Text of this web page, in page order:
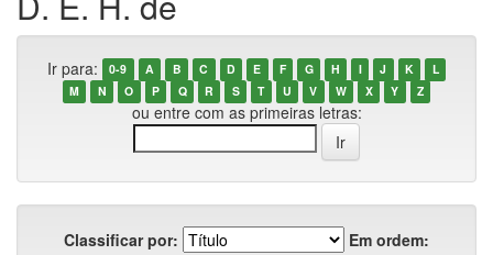
Ir para: 0-9 A B C D E F G H I J K
L
M
N O P Q R S T U V W X Y Z
ou entre com as primeiras letras:
Classificar por:
Em ordem: